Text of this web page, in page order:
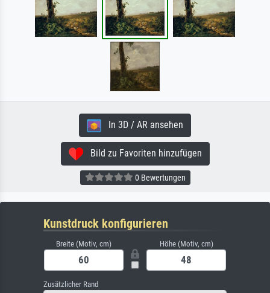
In 3D / AR ansehen
Bild zu Favoriten hinzufügen
0 Bewertungen
Kunstdruck konfigurieren
Breite (Motiv, cm) Höhe (Motiv, cm)
Zusätzlicher Rand